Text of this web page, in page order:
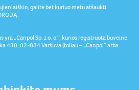
galite bet kuriuo metu atšaukti
yra „Canpol Sp. z o. o.“, kurios registruota buveinė
430, 02-884 Varšuva (toliau – „Canpol“ arba